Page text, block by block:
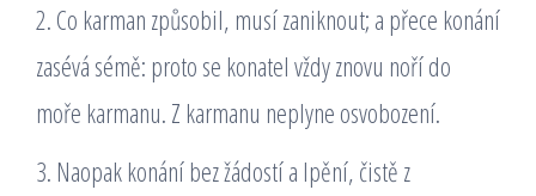
2. Co karman způsobil, musí zaniknout; a přece konání
zasévá sémě: proto se konatel vždy znovu noří do
moře karmanu. Z karmanu neplyne osvobození.
3. Naopak konání bez žádostí a lpění, čistě z